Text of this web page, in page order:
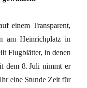
einem Transparent,
am Heinrichplatz in
Flugblätter, in denen
dem 8. Juli nimmt er
eine Stunde Zeit für